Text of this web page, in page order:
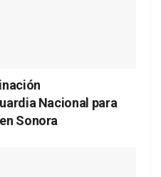
Nacional para
Sonora